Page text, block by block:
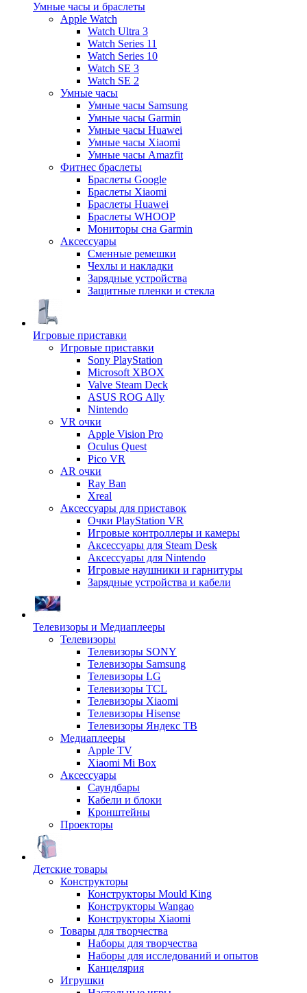
Умные часы и браслеты
Apple Watch
Watch Ultra 3
Watch Series 11
Watch Series 10
Watch SE 3
Watch SE 2
Умные часы
Умные часы Samsung
Умные часы Garmin
Умные часы Huawei
Умные часы Xiaomi
Умные часы Amazfit
Фитнес браслеты
Браслеты Google
Браслеты Xiaomi
Браслеты Huawei
Браслеты WHOOP
Мониторы сна Garmin
Аксессуары
Сменные ремешки
Чехлы и накладки
Зарядные устройства
Защитные пленки и стекла
Игровые приставки
Игровые приставки
Sony PlayStation
Microsoft XBOX
Valve Steam Deck
ASUS ROG Ally
Nintendo
VR очки
Apple Vision Pro
Oculus Quest
Pico VR
AR очки
Ray Ban
Xreal
Аксессуары для приставок
Очки PlayStation VR
Игровые контроллеры и камеры
Аксессуары для Steam Desk
Аксессуары для Nintendo
Игровые наушники и гарнитуры
Зарядные устройства и кабели
Телевизоры и Медиаплееры
Телевизоры
Телевизоры SONY
Телевизоры Samsung
Телевизоры LG
Телевизоры TCL
Телевизоры Xiaomi
Телевизоры Hisense
Телевизоры Яндекс ТВ
Медиаплееры
Apple TV
Xiaomi Mi Box
Аксессуары
Саундбары
Кабели и блоки
Кронштейны
Проекторы
Детские товары
Конструкторы
Конструкторы Mould King
Конструкторы Wangao
Конструкторы Xiaomi
Товары для творчества
Наборы для творчества
Наборы для исследований и опытов
Канцелярия
Игрушки